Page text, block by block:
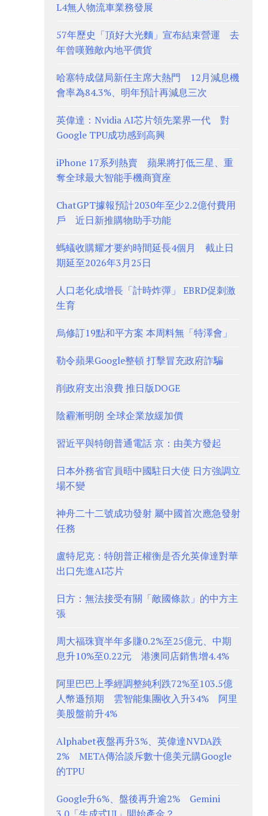
L4無人物流車業務發展
57年歷史「頂好大光麵」宣布結束營運 去
年曾嘆難敵內地平價貨
哈塞特成儲局新任主席大熱門 12月減息機
會率為84.3%、明年預計再減息三次
英偉達：Nvidia AI芯片領先業界一代 對
Google TPU成功感到高興
iPhone 17系列熱賣 蘋果將打低三星、重
奪全球最大智能手機商寶座
ChatGPT據報預計2030年至少2.2億付費用
戶 近日新推購物助手功能
螞蟻收購耀才要約時間延長4個月 截止日
期延至2026年3月25日
人口老化成增長「計時炸彈」 EBRD促刺激
生育
烏修訂19點和平方案 本周料無「特澤會」
勒令蘋果Google整頓 打擊冒充政府詐騙
削政府支出浪費 推日版DOGE
陰霾漸明朗 全球企業放緩加價
習近平與特朗普通電話 京：由美方發起
日本外務省官員晤中國駐日大使 日方強調立
場不變
神舟二十二號成功發射 屬中國首次應急發射
任務
盧特尼克：特朗普正權衡是否允英偉達對華
出口先進AI芯片
日方：無法接受有關「敵國條款」的中方主
張
周大福珠寶半年多賺0.2%至25億元、中期
息升10%至0.22元 港澳同店銷售增4.4%
阿里巴巴上季經調整純利跌72%至103.5億
人幣遜預期 雲智能集團收入升34% 阿里
美股盤前升4%
Alphabet夜盤再升3%、英偉達NVDA跌
2% META傳洽談斥數十億美元購Google
的TPU
Google升6%、盤後再升逾2% Gemini